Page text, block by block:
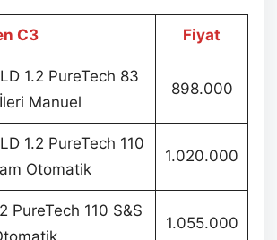
C3 Fiyat
1.2 PureTech 83
Manuel
898.000
1.2 PureTech 110
Otomatik
1.020.000
PureTech 110 S&S
1.055.000